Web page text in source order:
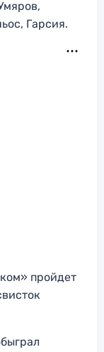
Гарсия.
пройдет